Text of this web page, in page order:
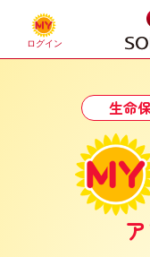
生命